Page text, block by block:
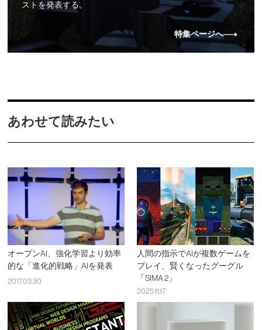
ストを発表する。
特集ページへ
あわせて読みたい
オープンAI、強化学習より効率
的な「進化的戦略」AIを発表
2017.03.30
人間の指示でAIが複数ゲームを
プレイ、賢くなったグーグル
「SIMA 2」
2025.11.17